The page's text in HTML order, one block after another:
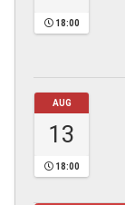
18:00
AUG
13
18:00